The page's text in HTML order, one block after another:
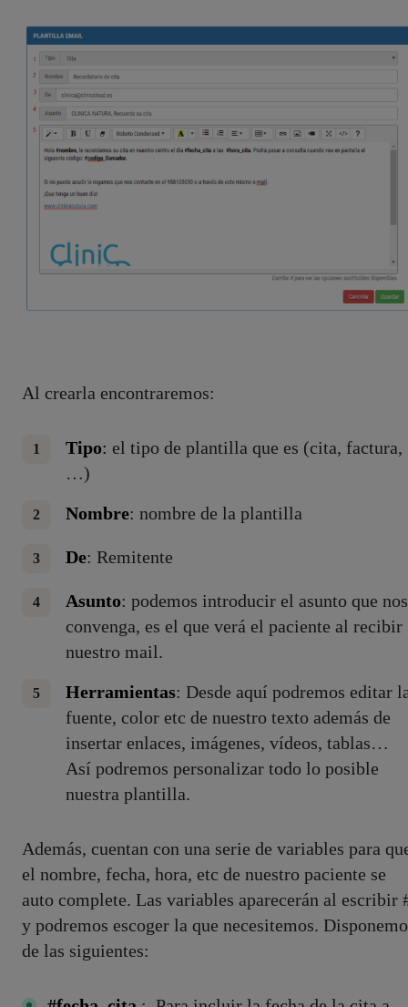
Al crearla encontraremos:
Tipo: el tipo de plantilla que es (cita, factura,
…)
Nombre: nombre de la plantilla
De: Remitente
Asunto: podemos introducir el asunto que nos
convenga, es el que verá el paciente al recibir
nuestro mail.
Herramientas: Desde aquí podremos editar
fuente, color etc de nuestro texto además de
insertar enlaces, imágenes, vídeos, tablas…
Así podremos personalizar todo lo posible
nuestra plantilla.
Además, cuentan con una serie de variables para
el nombre, fecha, hora, etc de nuestro paciente se
auto complete. Las variables aparecerán al escribir
y podremos escoger la que necesitemos.
de las siguientes: